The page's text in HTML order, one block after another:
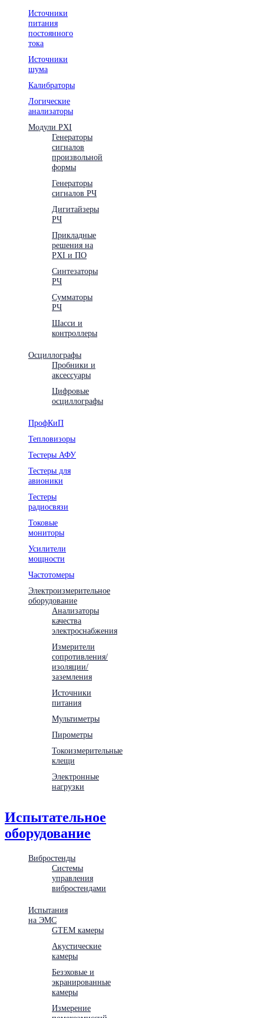
Источники
питания
постоянного
тока
Источники
шума
Калибраторы
Логические
анализаторы
Модули PXI
Генераторы
сигналов
произвольной
формы
Генераторы
сигналов РЧ
Дигитайзеры
РЧ
Прикладные
решения на
PXI и ПО
Синтезаторы
РЧ
Сумматоры
РЧ
Шасси и
контроллеры
Осциллографы
Пробники и
аксессуары
Цифровые
осциллографы
ПрофКиП
Тепловизоры
Тестеры АФУ
Тестеры для
авионики
Тестеры
радиосвязи
Токовые
мониторы
Усилители
мощности
Частотомеры
Электроизмерительное
оборудование
Анализаторы
качества
электроснабжения
Измерители
сопротивления/
изоляции/
заземления
Источники
питания
Мультиметры
Пирометры
Токоизмерительные
клещи
Электронные
нагрузки
Испытательное
оборудование
Вибростенды
Системы
управления
вибростендами
Испытания
на ЭМС
GTEM камеры
Акустические
камеры
Безэховые и
экранированные
камеры
Измерение